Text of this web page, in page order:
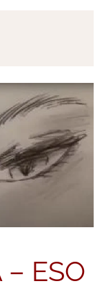
– ESO